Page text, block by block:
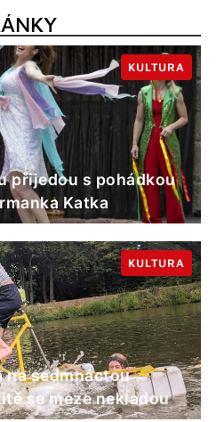
přijedou s pohádkou
Katka
KULTURA
na sedmnáctou
se meze nekladou
KULTURA